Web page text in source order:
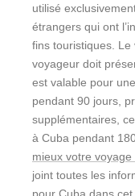
utilisé
étrangers qui ont
fins touristiques.
voyageur doit
est valable pour
pendant 90 jours,
supplémentaires,
à Cuba pendant
mieux votre voyage
joint toutes les